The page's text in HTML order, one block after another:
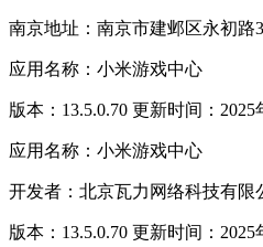
南京地址：南京市建邺区永初路
应用名称：小米游戏中心
版本：13.5.0.70 更新时间：2025
应用名称：小米游戏中心
开发者：北京瓦力网络科技有限
版本：13.5.0.70 更新时间：2025